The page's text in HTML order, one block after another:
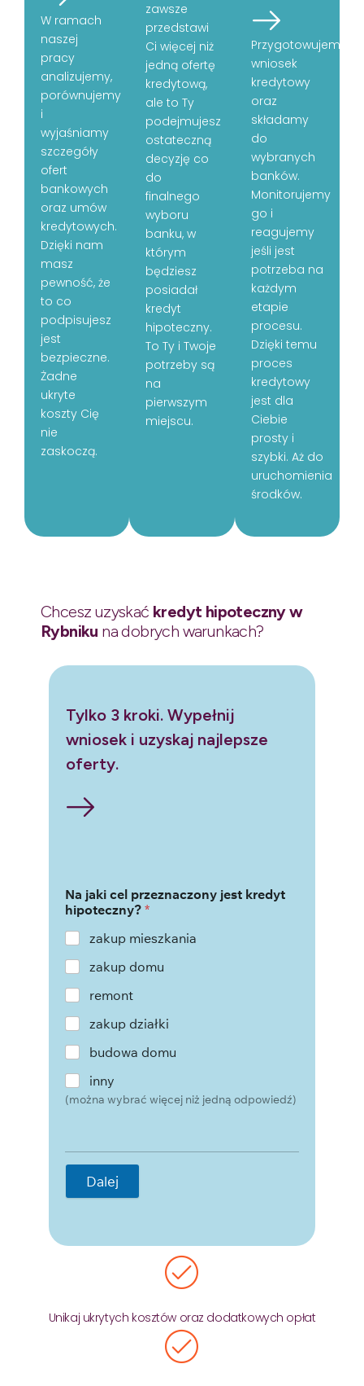
W ramach
naszej
pracy
analizujemy,
porównujemy
i
wyjaśniamy
szczegóły
ofert
bankowych
oraz umów
kredytowych.
Dzięki nam
masz
pewność, że
to co
podpisujesz
jest
bezpieczne.
Żadne
ukryte
koszty Cię
nie
zaskoczą.
zawsze
przedstawi
Ci więcej niż
jedną ofertę
kredytową,
ale to Ty
podejmujesz
ostateczną
decyzję co
do
finalnego
wyboru
banku, w
którym
będziesz
posiadał
kredyt
hipoteczny.
To Ty i Twoje
potrzeby są
na
pierwszym
miejscu.
Przygotowujemy
wniosek
kredytowy
oraz
składamy
do
wybranych
banków.
Monitorujemy
go i
reagujemy
jeśli jest
potrzeba na
każdym
etapie
procesu.
Dzięki temu
proces
kredytowy
jest dla
Ciebie
prosty i
szybki. Aż do
uruchomienia
środków.
Chcesz uzyskać kredyt hipoteczny w
Rybniku na dobrych warunkach?
Tylko 3 kroki. Wypełnij
wniosek i uzyskaj najlepsze
oferty.
Na jaki cel przeznaczony jest kredyt
hipoteczny? *
zakup mieszkania
zakup domu
remont
zakup działki
budowa domu
inny
(można wybrać więcej niż jedną odpowiedź)
Dalej
Unikaj ukrytych kosztów oraz dodatkowych opłat